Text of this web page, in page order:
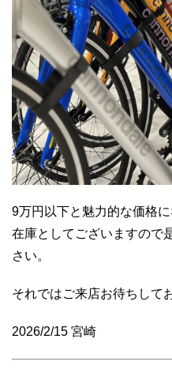
9万円以下と魅力的な価格
在庫としてございますので
さい。
それではご来店お待ちして
2026/2/15 宮崎